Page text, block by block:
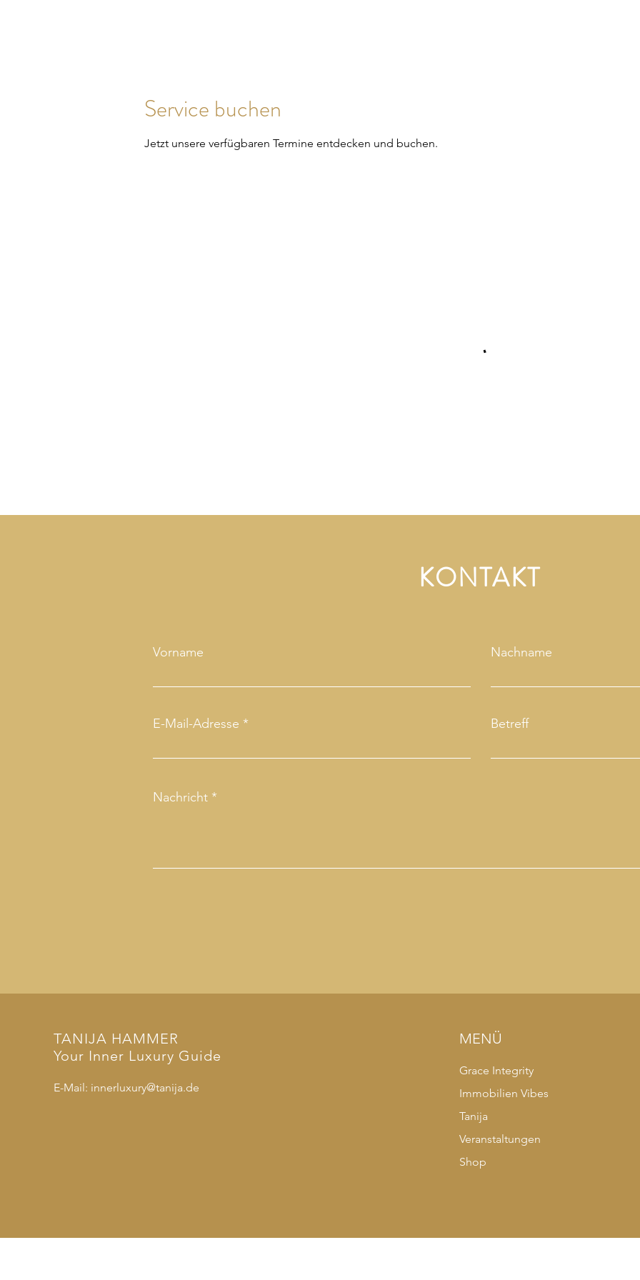
Service buchen
Jetzt unsere verfügbaren Termine entdecken und buchen.
KONTAKT
Vorname Nachname
E-Mail-Adresse Betreff
Nachricht
TANIJA ​ HAMMER
Your Inner Luxury Guide
E-Mail: innerluxury@tanija.de
MENÜ
Grace Integrity
Immobilien Vibes
Tanija
Veranstaltungen
Shop